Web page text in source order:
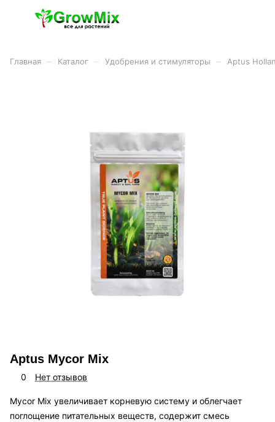
Главная Каталог Удобрения и стимуляторы Aptus
Aptus Mycor Mix
0 Нет отзывов
Mycor Mix увеличивает корневую систему и облегчает
поглощение питательных веществ, содержит смесь